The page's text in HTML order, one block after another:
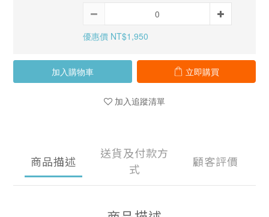
優惠價 NT$1,950
加入購物車 立即購買
加入追蹤清單
商品描述
送貨及付款方
式
顧客評價